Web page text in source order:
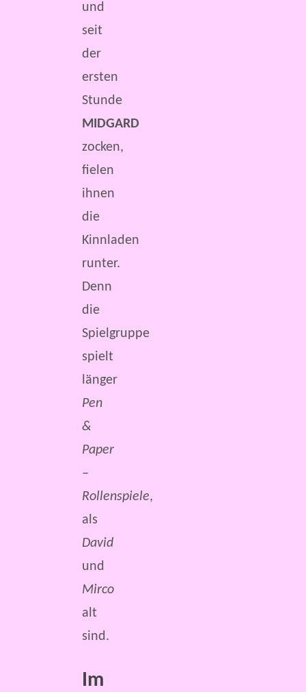
und
seit
der
ersten
Stunde
MIDGARD
zocken,
fielen
ihnen
die
Kinnladen
runter.
Denn
die
Spielgruppe
spielt
länger
Pen
&
Paper
–
Rollenspiele,
als
David
und
Mirco
alt
sind.
Im